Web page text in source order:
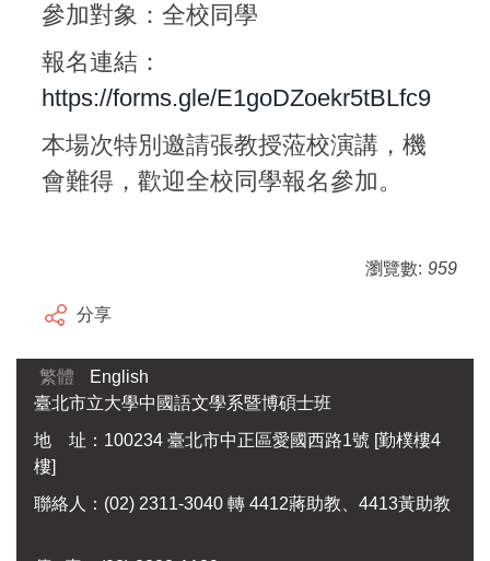
參加對象：全校同學
報名連結：
https://forms.gle/E1goDZoekr5tBLfc9
本場次特別邀請張教授蒞校演講，機
會難得，歡迎全校同學報名參加。
瀏覽數: 959
分享
繁體
English
臺北市立大學中國語文學系暨博碩士班
地 址：100234 臺北市中正區愛國西路1號 [勤樸樓4
樓]
聯絡人：(02) 2311-3040 轉 4412蔣助教、4413黃助教